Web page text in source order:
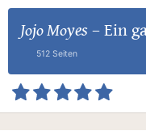
Jojo Moyes – Ein
512 Seiten